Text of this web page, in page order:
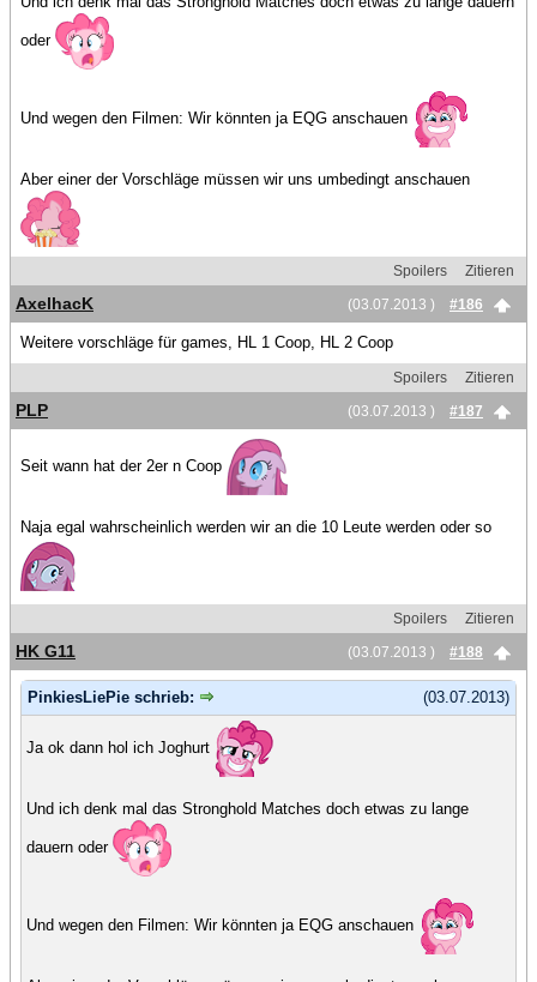
oder
Und wegen den Filmen: Wir könnten ja EQG anschauen
Aber einer der Vorschläge müssen wir uns umbedingt anschauen
Spoilers
Zitieren
(03.07.2013 )
#186
AxelhacK
Weitere vorschläge für games, HL 1 Coop, HL 2 Coop
Spoilers
Zitieren
(03.07.2013 )
#187
PLP
Seit wann hat der 2er n Coop
Naja egal wahrscheinlich werden wir an die 10 Leute werden oder so
Spoilers
Zitieren
(03.07.2013 )
#188
HK G11
(03.07.2013)
PinkiesLiePie schrieb:
Ja ok dann hol ich Joghurt
Und ich denk mal das Stronghold Matches doch etwas zu lange
dauern oder
Und wegen den Filmen: Wir könnten ja EQG anschauen